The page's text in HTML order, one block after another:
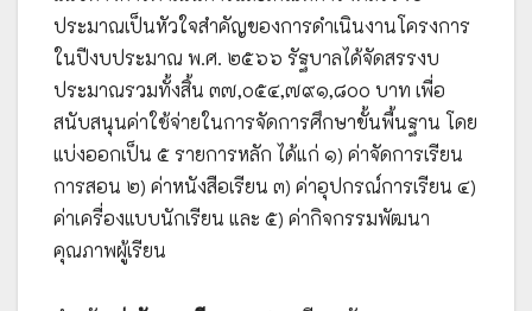
ประมาณเป็นหัวใจสำคัญของการดำเนินงานโครงการ
ในปีงบประมาณ พ.ศ. ๒๕๖๖ รัฐบาลได้จัดสรรงบ
ประมาณรวมทั้งสิ้น ๓๗,๐๕๔,๗๙๑,๘๐๐ บาท เพื่อ
สนับสนุนค่าใช้จ่ายในการจัดการศึกษาขั้นพื้นฐาน โดย
แบ่งออกเป็น ๕ รายการหลัก ได้แก่ ๑) ค่าจัดการเรียน
การสอน ๒) ค่าหนังสือเรียน ๓) ค่าอุปกรณ์การเรียน ๔)
ค่าเครื่องแบบนักเรียน และ ๕) ค่ากิจกรรมพัฒนา
คุณภาพผู้เรียน